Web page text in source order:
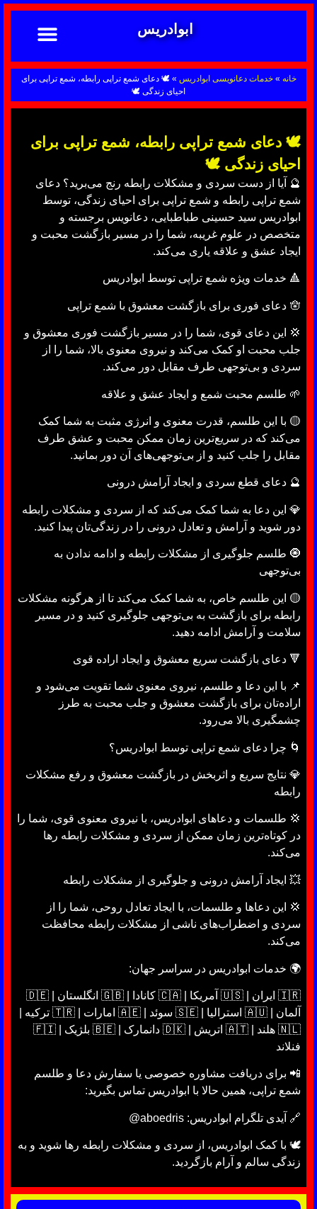
ابوادریس
خانه »خدمات دعانویسی ابوادریس »🕊 دعای شمع تراپی رابطه، شمع تراپی برای
احیای زندگی 🕊
🕊 دعای شمع تراپی رابطه، شمع تراپی برای
احیای زندگی 🕊
🔮 آیا از دست سردی و مشکلات رابطه رنج می‌برید؟ دعای
شمع تراپی رابطه و شمع تراپی برای احیای زندگی، توسط
ابوادریس سید حسینی طباطبایی، دعانویس برجسته و
متخصص در علوم غریبه، شما را در مسیر بازگشت محبت و
ایجاد عشق و علاقه یاری می‌کند.
🔺 خدمات ویژه شمع تراپی توسط ابوادریس
🪬 دعای فوری برای بازگشت معشوق با شمع تراپی
💢 این دعای قوی، شما را در مسیر بازگشت فوری معشوق و
جلب محبت او کمک می‌کند و نیروی معنوی بالا، شما را از
سردی و بی‌توجهی طرف مقابل دور می‌کند.
🌱 طلسم محبت شمع و ایجاد عشق و علاقه
🟡 با این طلسم، قدرت معنوی و انرژی مثبت به شما کمک
می‌کند که در سریع‌ترین زمان ممکن محبت و عشق طرف
مقابل را جلب کنید و از بی‌توجهی‌های آن دور بمانید.
🔮 دعای قطع سردی و ایجاد آرامش درونی
💎 این دعا به شما کمک می‌کند که از سردی و مشکلات رابطه
دور شوید و آرامش و تعادل درونی را در زندگی‌تان پیدا کنید.
🧿 طلسم جلوگیری از مشکلات رابطه و ادامه ندادن به
بی‌توجهی
🟡 این طلسم خاص، به شما کمک می‌کند تا از هرگونه مشکلات
رابطه برای بازگشت به بی‌توجهی جلوگیری کنید و در مسیر
سلامت و آرامش ادامه دهید.
🔻 دعای بازگشت سریع معشوق و ایجاد اراده قوی
📌 با این دعا و طلسم، نیروی معنوی شما تقویت می‌شود و
اراده‌تان برای بازگشت معشوق و جلب محبت به طرز
چشمگیری بالا می‌رود.
🌀 چرا دعای شمع تراپی توسط ابوادریس؟
💎 نتایج سریع و اثربخش در بازگشت معشوق و رفع مشکلات
رابطه
💢 طلسمات و دعاهای ابوادریس، با نیروی معنوی قوی، شما را
در کوتاه‌ترین زمان ممکن از سردی و مشکلات رابطه رها
می‌کند.
💥 ایجاد آرامش درونی و جلوگیری از مشکلات رابطه
💢 این دعاها و طلسمات، با ایجاد تعادل روحی، شما را از
سردی و اضطراب‌های ناشی از مشکلات رابطه محافظت
می‌کند.
🌍 خدمات ابوادریس در سراسر جهان:
🇮🇷 ایران | 🇺🇸 آمریکا | 🇨🇦 کانادا | 🇬🇧 انگلستان | 🇩🇪
آلمان | 🇦🇺 استرالیا | 🇸🇪 سوئد | 🇦🇪 امارات | 🇹🇷 ترکیه |
🇳🇱 هلند | 🇦🇹 اتریش | 🇩🇰 دانمارک | 🇧🇪 بلژیک | 🇫🇮
فنلاند
📲 برای دریافت مشاوره خصوصی یا سفارش دعا و طلسم
شمع تراپی، همین حالا با ابوادریس تماس بگیرید:
🔗 آیدی تلگرام ابوادریس: aboedris@
🕊 با کمک ابوادریس، از سردی و مشکلات رابطه رها شوید و به
زندگی سالم و آرام بازگردید.